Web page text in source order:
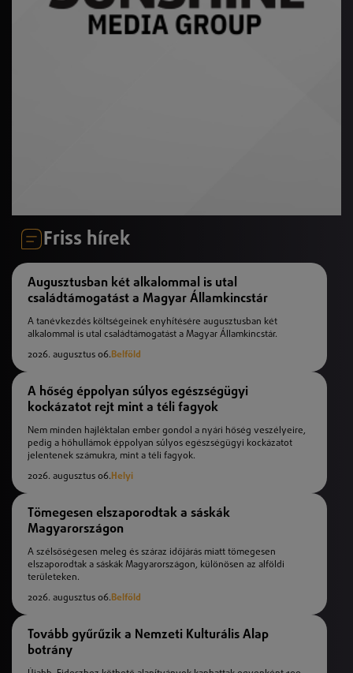
Friss hírek
Augusztusban két alkalommal is utal
családtámogatást a Magyar Államkincstár
A tanévkezdés költségeinek enyhítésére augusztusban két
alkalommal is utal családtámogatást a Magyar Államkincstár.
2026. augusztus 06.Belföld
A hőség éppolyan súlyos egészségügyi
kockázatot rejt mint a téli fagyok
Nem minden hajléktalan ember gondol a nyári hőség veszélyeire,
pedig a hőhullámok éppolyan súlyos egészségügyi kockázatot
jelentenek számukra, mint a téli fagyok.
2026. augusztus 06. Helyi
Tömegesen elszaporodtak a sáskák
Magyarországon
A szélsőségesen meleg és száraz időjárás miatt tömegesen
elszaporodtak a sáskák Magyarországon, különösen az alföldi
területeken.
2026. augusztus 06.Belföld
Tovább gyűrűzik a Nemzeti Kulturális Alap
botrány